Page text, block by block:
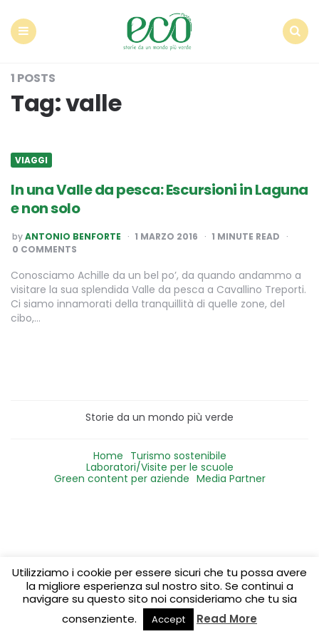
1 POSTS
Tag:valle
VIAGGI
In una Valle da pesca: Escursioni in Laguna
e non solo
POSTED
BY
byANTONIO BENFORTE 1 MARZO 2016 1 MINUTE READ
0 COMMENTS
Conosciamo Achille da un bel po’, da quando andammo a
visitare la sua splendida Valle da pesca a Cavallino Treporti.
Ci siamo innamorati della tranquillità di quelle zone, del
cibo,…
Storie da un mondo più verde
Home Turismo sostenibile
Laboratori/Visite per le scuole
Green content per aziende Media Partner
Utilizziamo i cookie per essere sicuri che tu possa avere
la migliore esperienza sul nostro sito. Se continui a
navigare su questo sito noi consideriamo che tu sia
consenziente.
Accept Read More